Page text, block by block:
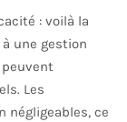
: voilà la
une gestion
Les
négligeables, ce